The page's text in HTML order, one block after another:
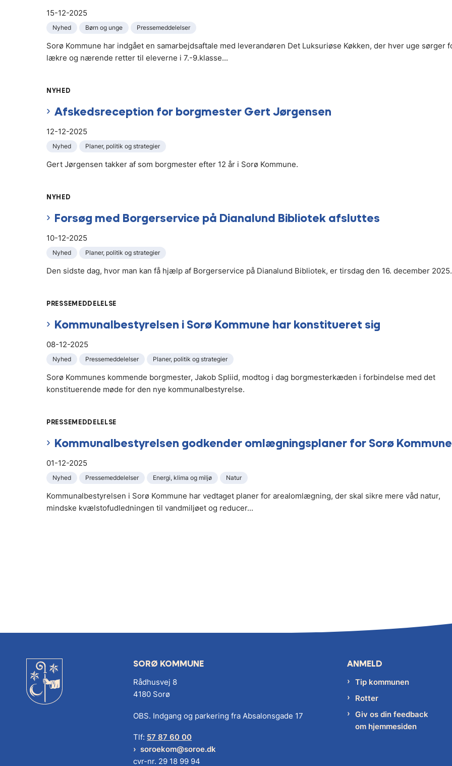
15-12-2025
Nyhed Børn og unge Pressemeddelelser
Sorø Kommune har indgået en samarbejdsaftale med leverandøren Det Luksuriøse Køkken, der hver uge sørger
lækre og nærende retter til eleverne i 7.-9.klasse...
NYHED
Afskedsreception for borgmester Gert Jørgensen
12-12-2025
Nyhed Planer, politik og strategier
Gert Jørgensen takker af som borgmester efter 12 år i Sorø Kommune.
NYHED
Forsøg med Borgerservice på Dianalund Bibliotek afsluttes
10-12-2025
Nyhed Planer, politik og strategier
Den sidste dag, hvor man kan få hjælp af Borgerservice på Dianalund Bibliotek, er tirsdag den 16. december 2025.
PRESSEMEDDELELSE
Kommunalbestyrelsen i Sorø Kommune har konstitueret sig
08-12-2025
Nyhed Pressemeddelelser Planer, politik og strategier
Sorø Kommunes kommende borgmester, Jakob Spliid, modtog i dag borgmesterkæden i forbindelse med det
konstituerende møde for den nye kommunalbestyrelse.
PRESSEMEDDELELSE
Kommunalbestyrelsen godkender omlægningsplaner for Sorø Kommune
01-12-2025
Nyhed Pressemeddelelser Energi, klima og miljø Natur
Kommunalbestyrelsen i Sorø Kommune har vedtaget planer for arealomlægning, der skal sikre mere våd natur,
mindske kvælstofudledningen til vandmiljøet og reducer...
SORØ KOMMUNE
Rådhusvej 8
4180 Sorø
OBS. Indgang og parkering fra Absalonsgade 17
Tlf: 57 87 60 00
soroekom@soroe.dk
cvr-nr. 29 18 99 94
ANMELD
Tip kommunen
Rotter
Giv os din feedback
om hjemmesiden